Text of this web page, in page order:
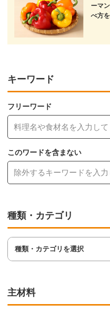
ーマ
べ方
キーワード
フリーワード
このワードを含まない
種類・カテゴリ
種類・カテゴリを選択
主材料